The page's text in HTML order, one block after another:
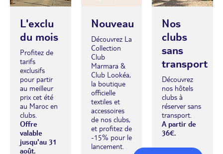
L'exclu
du mois
Profitez de
tarifs
exclusifs
pour partir
au meilleur
prix cet été
au Maroc en
clubs.
Offre
valable
jusqu'au 31
août.
Nouveau
Découvrez La
Collection
Club
Marmara &
Club Lookéa,
la boutique
officielle
textiles et
accessoires
de nos clubs,
et profitez de
-15% pour le
lancement.
Nos
clubs
sans
transport
Découvrez
nos hôtels
clubs à
réserver sans
transport.
A partir de
36€.